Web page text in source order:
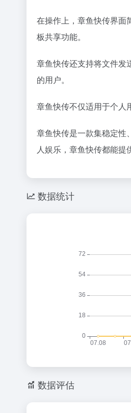
在操作上，章鱼快传界面
板共享功能。
章鱼快传还支持将文件发
的用户。
章鱼快传不仅适用于个人
章鱼快传是一款集稳定性
人娱乐，章鱼快传都能提
数据统计
数据评估